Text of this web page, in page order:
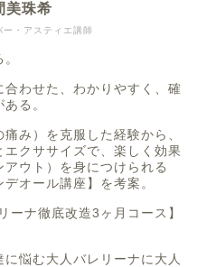
ー・アスティエ講師
美珠希
わせた、わかりやすく、確
る。
み）を克服した経験から、
クササイズで、楽しく効果
ウト）を身につけられる
オール講座】を考案。
ーナ徹底改造3ヶ月コース】
悩む大人バレリーナに大人